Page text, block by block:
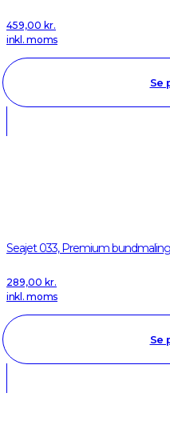
459,00 kr.
inkl. moms
Se
Seajet 033, Premium
289,00 kr.
inkl. moms
Se